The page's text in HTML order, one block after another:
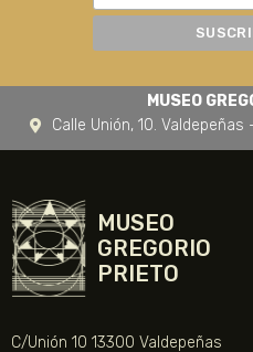
TIENDA
NOTICIAS
MUSEO
Calle Unión, 10. Valdepeñas
MUSEO
GREGORIO
PRIETO
C/Unión 10 13300 Valdepeñas